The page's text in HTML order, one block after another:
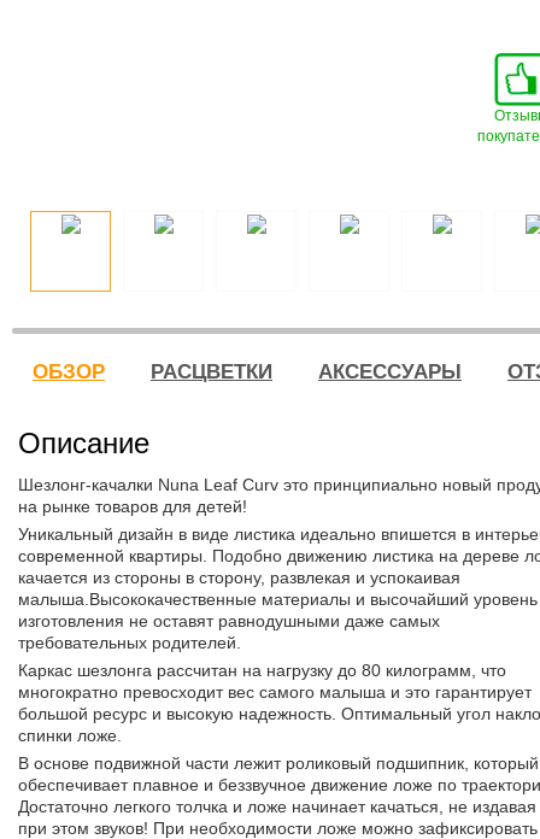
ОБЗОР РАСЦВЕТКИ АКСЕССУАРЫ
Описание
Шезлонг-качалки Nuna Leaf Curv это принципиально новый
на рынке товаров для детей!
Уникальный дизайн в виде листика идеально впишется в
современной квартиры. Подобно движению листика на дереве
качается из стороны в сторону, развлекая и успокаивая
малыша.Высококачественные материалы и высочайший уровень
изготовления не оставят равнодушными даже самых
требовательных родителей.
Каркас шезлонга рассчитан на нагрузку до 80 килограмм, что
многократно превосходит вес самого малыша и это гарантирует
большой ресурс и высокую надежность. Оптимальный угол
спинки ложе.
В основе подвижной части лежит роликовый подшипник, который
обеспечивает плавное и беззвучное движение ложе по
Достаточно легкого толчка и ложе начинает качаться, не издавая
при этом звуков! При необходимости ложе можно зафиксировать